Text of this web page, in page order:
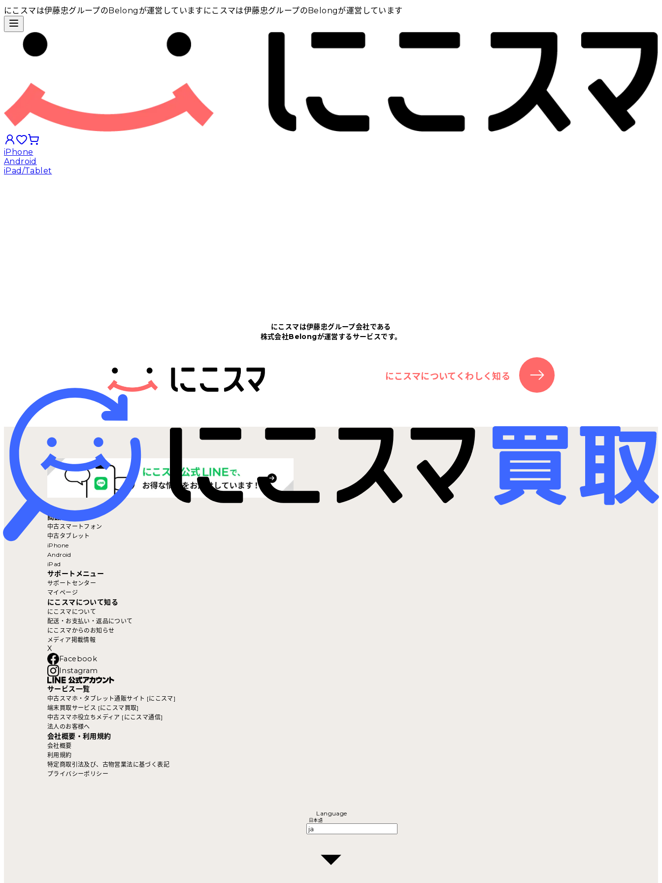
にこスマは伊藤忠グループのBelongが運営しています にこスマは伊藤忠グループのBelongが運営しています
iPhone
Android
iPad/Tablet
ニュース
にこスマ通信
マイページ
にこスマは伊藤忠グループ会社である
株式会社Belongが運営するサービスです。
にこスマについてくわしく知る
商品を探す
中古スマートフォン
中古タブレット
iPhone
Android
iPad
サポートメニュー
サポートセンター
マイページ
にこスマについて知る
にこスマについて
配送・お支払い・返品について
にこスマからのお知らせ
メディア掲載情報
X
Facebook
Instagram
サービス一覧
中古スマホ・タブレット通販サイト [にこスマ]
端末買取サービス [にこスマ買取]
中古スマホ役立ちメディア [にこスマ通信]
法人のお客様へ
会社概要・利用規約
会社概要
利用規約
特定商取引法及び、古物営業法に基づく表記
プライバシーポリシー
Language
日本語